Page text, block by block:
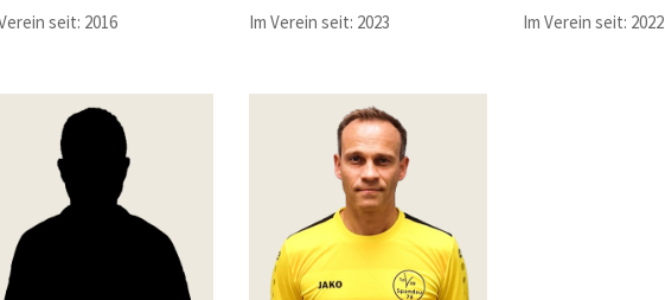
seit: 2016 Im Verein seit: 2023 Im Verein seit: 2022